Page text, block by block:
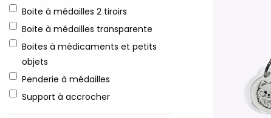
Boite à médailles 2 tiroirs
Boite à médailles transparente
Boites à médicaments et petits
objets
Penderie à médailles
Support à accrocher